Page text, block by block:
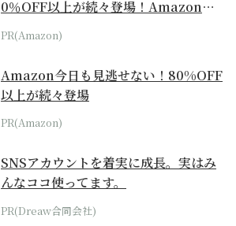
0％OFF以上が続々登場！Amazonの
本気が...
PR(Amazon)
Amazon今日も見逃せない！80%OFF
以上が続々登場
PR(Amazon)
SNSアカウントを着実に成長。実はみ
んなココ使ってます。
PR(Dreaw合同会社)